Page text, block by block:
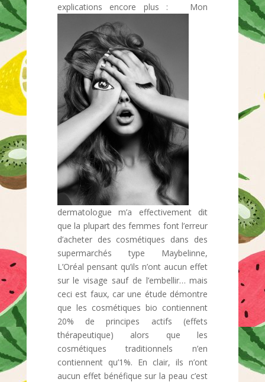
explications encore plus :
Mon
dermatologue m’a effectivement dit
que la plupart des femmes font l’erreur
d’acheter des cosmétiques dans des
supermarchés type Maybelinne,
L’Oréal pensant qu’ils n’ont aucun effet
sur le visage sauf de l’embellir… mais
ceci est faux, car une étude démontre
que les cosmétiques bio contiennent
20% de principes actifs (effets
thérapeutique) alors que les
cosmétiques traditionnels n’en
contiennent qu’1%. En clair, ils n’ont
aucun effet bénéfique sur la peau c’est